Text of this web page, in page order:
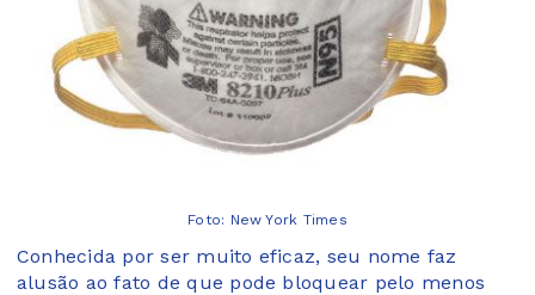
Foto: New York Times
Conhecida por ser muito eficaz, seu nome faz
alusão ao fato de que pode bloquear pelo menos